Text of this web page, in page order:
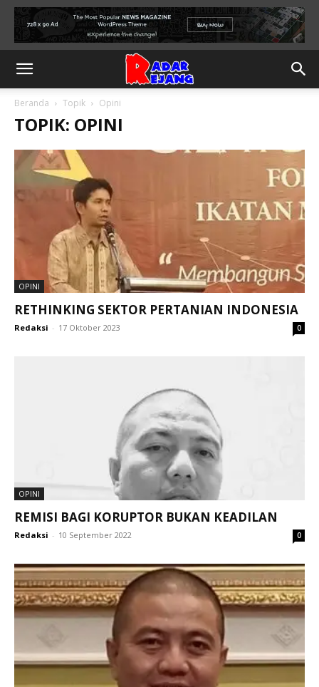
Beranda Topik Opini
TOPIK: OPINI
OPINI
RETHINKING SEKTOR PERTANIAN INDONESIA
Redaksi - 17 Oktober 2023 0
OPINI
REMISI BAGI KORUPTOR BUKAN KEADILAN
Redaksi - 10 September 2022 0